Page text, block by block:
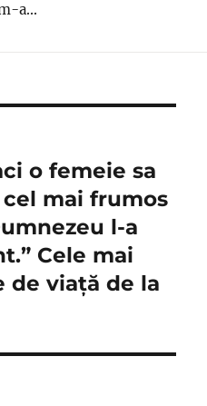
a...
o femeie sa
mai frumos
l-a
Cele mai
de viață de la